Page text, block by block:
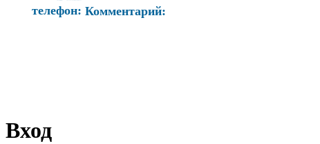
телефон: Комментарий:
Вход